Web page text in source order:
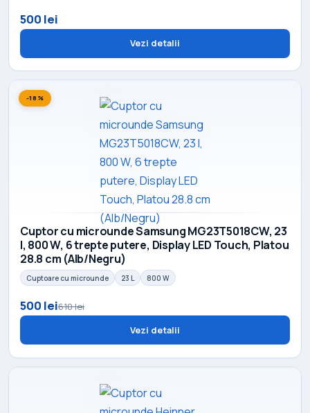
500 lei
Vezi detalii
-18%
Cuptor cu microunde Samsung MG23T5018CW, 23
l, 800 W, 6 trepte putere, Display LED Touch, Platou
28.8 cm (Alb/Negru)
Cuptoare cu microunde 23 L 800 W
500 lei610 lei
Vezi detalii